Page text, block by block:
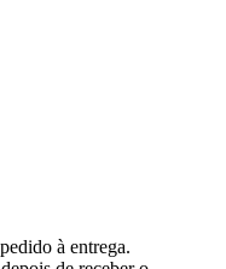
à entrega.